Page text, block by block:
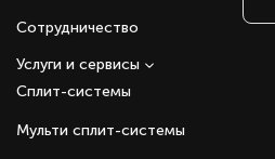
Сотрудничество
Сплит-системы
Мульти сплит-системы
Услуги и сервисы